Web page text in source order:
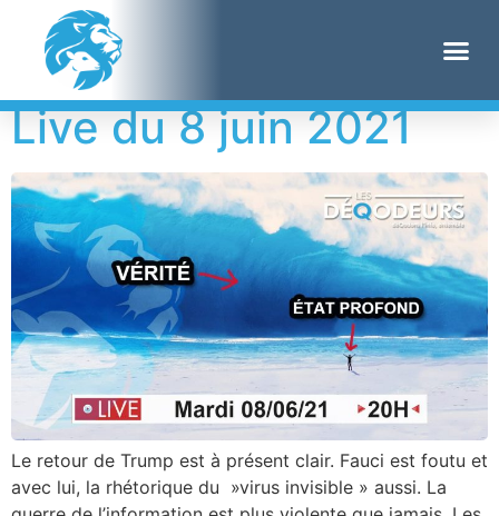
Étiquette :
Live du 8 juin 2021
Le retour de Trump est à présent clair. Fauci est foutu et
avec lui, la rhétorique du »virus invisible » aussi. La